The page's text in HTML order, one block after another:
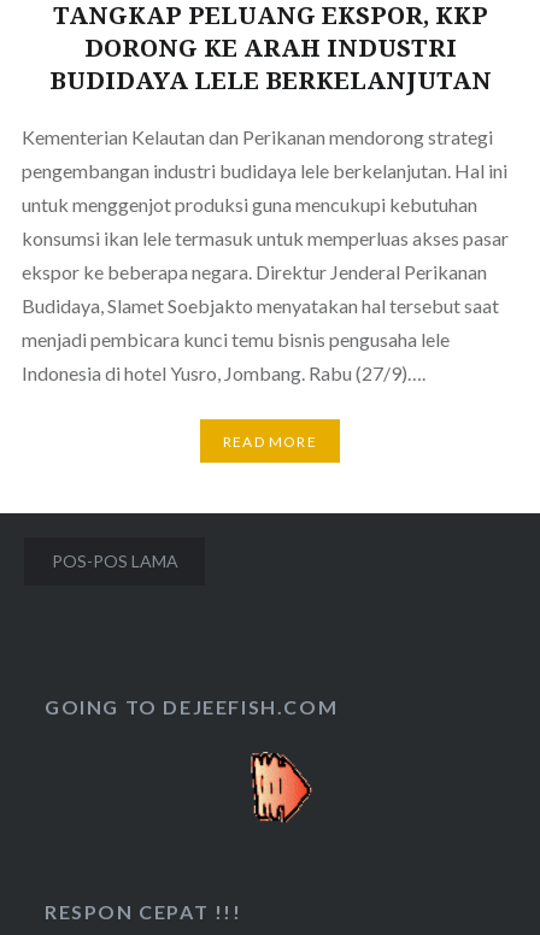
TANGKAP PELUANG EKSPOR, KKP
DORONG KE ARAH INDUSTRI
BUDIDAYA LELE BERKELANJUTAN
Kementerian Kelautan dan Perikanan mendorong strategi
pengembangan industri budidaya lele berkelanjutan. Hal ini
untuk menggenjot produksi guna mencukupi kebutuhan
konsumsi ikan lele termasuk untuk memperluas akses pasar
ekspor ke beberapa negara. Direktur Jenderal Perikanan
Budidaya, Slamet Soebjakto menyatakan hal tersebut saat
menjadi pembicara kunci temu bisnis pengusaha lele
Indonesia di hotel Yusro, Jombang. Rabu (27/9)….
READ MORE
Navigasi
POS-POS LAMA
GOING TO DEJEEFISH.COM
RESPON CEPAT !!!